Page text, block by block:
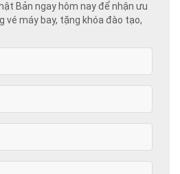
Bản ngay hôm nay để nhận ưu
vé máy bay, tặng khóa đào tạo,